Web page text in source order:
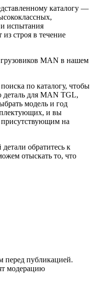
каталогу —
испытания
строя в течение
грузовиков MAN в нашем
по каталогу, чтобы
для MAN TGL,
модель и год
и вы
присутствующим на
обратитесь к
отыскать то, что
перед публикацией.
модерацию